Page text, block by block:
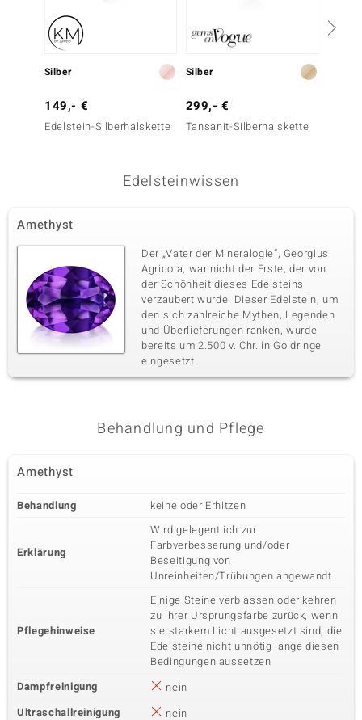
Silber
149,- €
Edelstein-Silberhalskette
Silber
299,- €
Tansanit-Silberhalskette
Edelsteinwissen
Amethyst
Der „Vater der Mineralogie“, Georgius
Agricola, war nicht der Erste, der von
der Schönheit dieses Edelsteins
verzaubert wurde. Dieser Edelstein, um
den sich zahlreiche Mythen, Legenden
und Überlieferungen ranken, wurde
bereits um 2.500 v. Chr. in Goldringe
eingesetzt.
Behandlung und Pflege
Amethyst
Behandlung keine oder Erhitzen
Erklärung
Wird gelegentlich zur
Farbverbesserung und/oder
Beseitigung von
Unreinheiten/Trübungen angewandt
Pflegehinweise
Einige Steine verblassen oder kehren
zu ihrer Ursprungsfarbe zurück, wenn
sie starkem Licht ausgesetzt sind; die
Edelsteine nicht unnötig lange diesen
Bedingungen aussetzen
Dampfreinigung
nein
Ultraschallreinigung
nein